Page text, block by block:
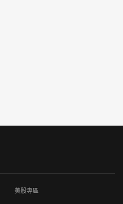
美股專區